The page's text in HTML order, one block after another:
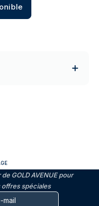
GOLD AVENUE pour
spéciales